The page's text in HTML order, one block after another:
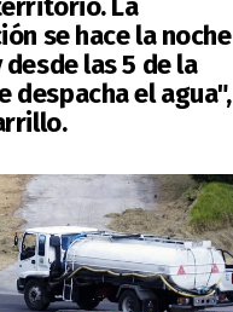
La
se hace la noche
las 5 de la
despacha el agua",